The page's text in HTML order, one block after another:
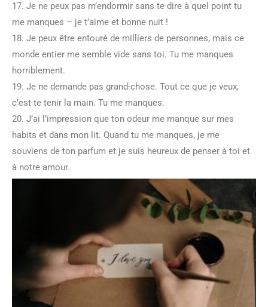
17. Je ne peux pas m’endormir sans te dire à quel point tu
me manques – je t’aime et bonne nuit !
18. Je peux être entouré de milliers de personnes, mais ce
monde entier me semble vide sans toi. Tu me manques
horriblement.
19. Je ne demande pas grand-chose. Tout ce que je veux,
c’est te tenir la main. Tu me manques.
20. J’ai l’impression que ton odeur me manque sur mes
habits et dans mon lit. Quand tu me manques, je me
souviens de ton parfum et je suis heureux de penser à toi et
à notre amour.